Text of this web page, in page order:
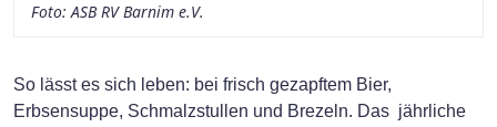
Foto: ASB RV Barnim e.V.
So lässt es sich leben: bei frisch gezapftem Bier,
Erbsensuppe, Schmalzstullen und Brezeln. Das jährliche